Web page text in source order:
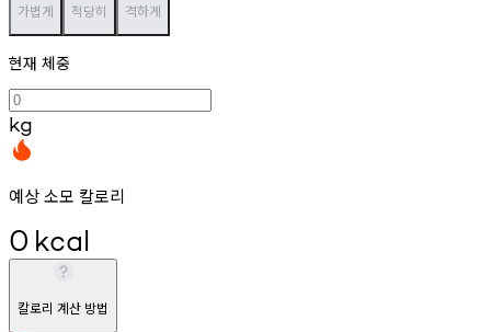
가볍게 적당히 격하게
현재 체중
kg
예상 소모 칼로리
0 kcal
칼로리 계산 방법